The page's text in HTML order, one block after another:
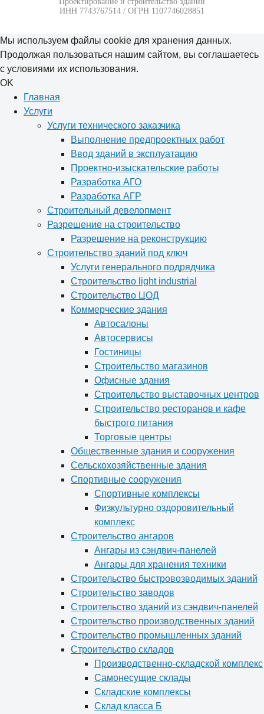
ИНН 7743767514 / ОГРН 1107746028851
Мы используем файлы cookie для хранения данных.
Продолжая пользоваться нашим сайтом, вы соглашаетесь
с условиями их использования.
OK
Главная
Услуги
Услуги технического заказчика
Выполнение предпроектных работ
Ввод зданий в эксплуатацию
Проектно-изыскательские работы
Разработка АГО
Разработка АГР
Строительный девелопмент
Разрешение на строительство
Разрешение на реконструкцию
Строительство зданий под ключ
Услуги генерального подрядчика
Строительство light industrial
Строительство ЦОД
Коммерческие здания
Автосалоны
Автосервисы
Гостиницы
Строительство магазинов
Офисные здания
Строительство выставочных центров
Строительство ресторанов и кафе
быстрого питания
Торговые центры
Общественные здания и сооружения
Сельскохозяйственные здания
Спортивные сооружения
Спортивные комплексы
Физкультурно оздоровительный
комплекс
Строительство ангаров
Ангары из сэндвич-панелей
Ангары для хранения техники
Строительство быстровозводимых зданий
Строительство заводов
Строительство зданий из сэндвич-панелей
Строительство производственных зданий
Строительство промышленных зданий
Строительство складов
Производственно-складской комплекс
Самонесущие склады
Складские комплексы
Склад класса Б